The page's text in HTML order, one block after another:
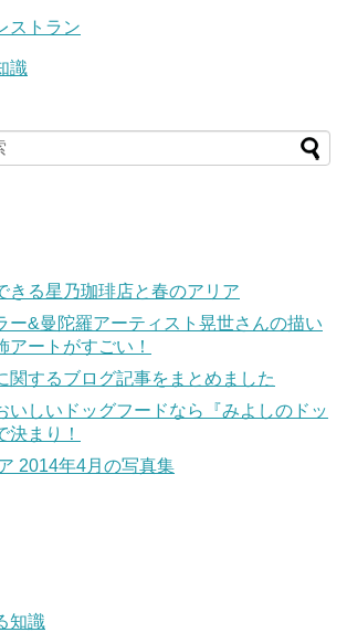
ストラン
識
きる星乃珈琲店と春のアリア
ー&曼陀羅アーティスト晃世さんの描い
アートがすごい！
関するブログ記事をまとめました
いしいドッグフードなら『みよしのドッ
決まり！
2014年4月の写真集
知識